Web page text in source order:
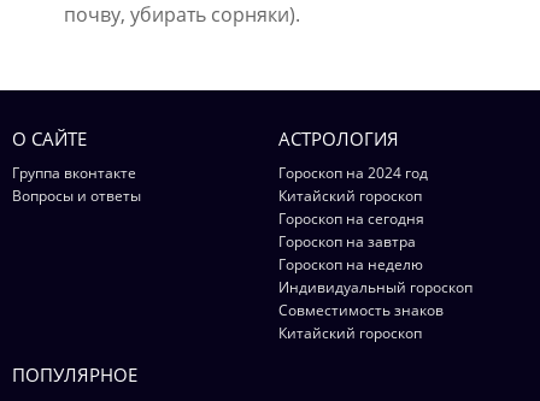
почву, убирать сорняки).
О САЙТЕ
Группа вконтакте
Вопросы и ответы
АСТРОЛОГИЯ
Гороскоп на 2024 год
Китайский гороскоп
Гороскоп на сегодня
Гороскоп на завтра
Гороскоп на неделю
Индивидуальный гороскоп
Совместимость знаков
Китайский гороскоп
ПОПУЛЯРНОЕ